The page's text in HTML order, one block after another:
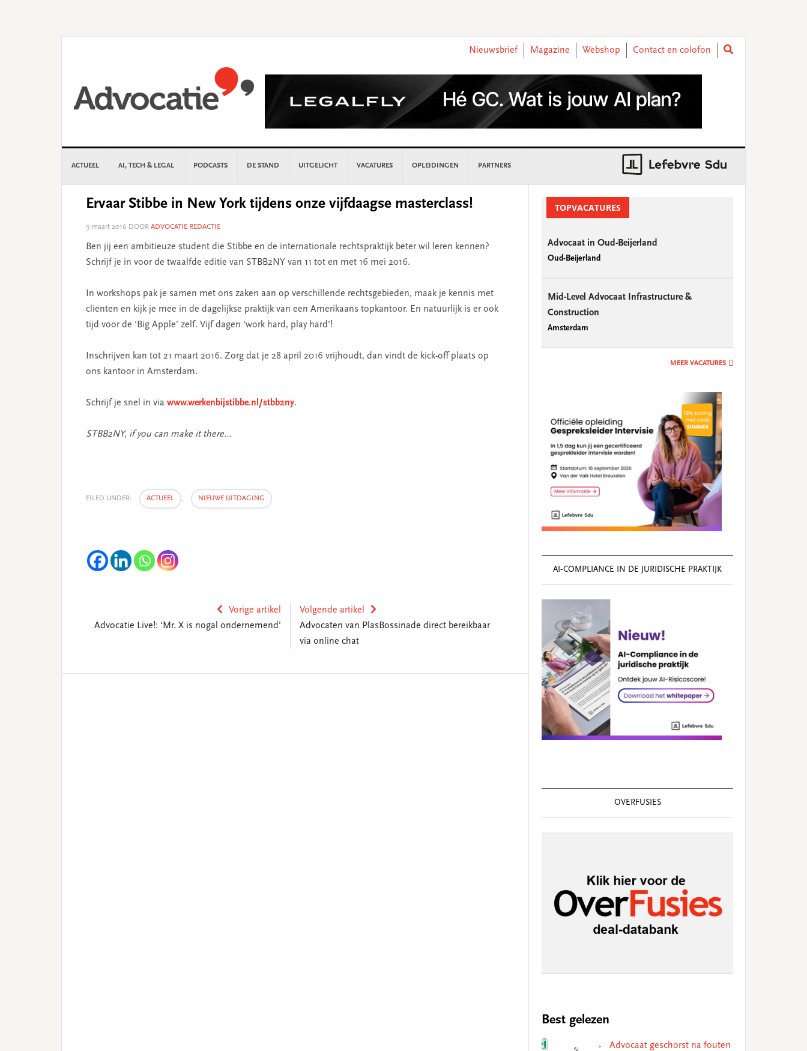
Nieuwsbrief
Magazine Webshop Contact en colofon
ACTUEEL AI, TECH & LEGAL PODCASTS DE STAND UITGELICHT VACATURES OPLEIDINGEN PARTNERS
Ervaar Stibbe in New York tijdens onze vijfdaagse masterclass!
9 maart 2016 DOOR ADVOCATIE REDACTIE
Ben jij een ambitieuze student die Stibbe en de internationale rechtspraktijk beter wil leren kennen?
Schrijf je in voor de twaalfde editie van STBB2NY van 11 tot en met 16 mei 2016.
In workshops pak je samen met ons zaken aan op verschillende rechtsgebieden, maak je kennis met
cliënten en kijk je mee in de dagelijkse praktijk van een Amerikaans topkantoor. En natuurlijk is er ook
tijd voor de ‘Big Apple’ zelf. Vijf dagen ‘work hard, play hard’!
Inschrijven kan tot 21 maart 2016. Zorg dat je 28 april 2016 vrijhoudt, dan vindt de kick-off plaats op
ons kantoor in Amsterdam.
Schrijf je snel in via www.werkenbijstibbe.nl/stbb2ny.
STBB2NY, if you can make it there…
FILED UNDER: ACTUEEL , NIEUWE UITDAGING
Vorige artikel
Advocatie Live!: ‘Mr. X is nogal ondernemend’
Volgende artikel
Advocaten van PlasBossinade direct bereikbaar
via online chat
SidebarTOPVACATURES
Advocaat in Oud-Beijerland
Oud-Beijerland
Mid-Level Advocaat Infrastructure &
Construction
Amsterdam
MEER VACATURES
AI‑COMPLIANCE IN DE JURIDISCHE PRAKTIJK
OVERFUSIES
Best gelezen
Advocaat geschorst na fouten